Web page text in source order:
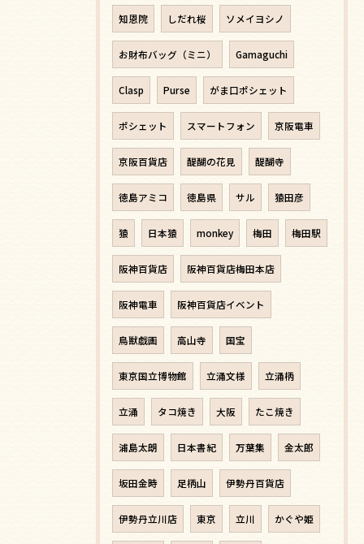
知恩院 しだれ桜 ソメイヨシノ
お財布バッグ（ミニ） Gamaguchi
Clasp Purse がま口ポシェット
ポシェット スマートフォン 京阪電車
京阪百貨店 醍醐の花見 醍醐寺
徳島アミコ 徳島県 サル 猿田彦
猿 日本猿 monkey 梅田 梅田駅
阪神百貨店 阪神百貨店梅田本店
阪神電車 阪神百貨店イベント
鳥獣戯画 高山寺 国宝
東京国立博物館 立涌文様 立涌柄
立涌 タコ焼き 大阪 たこ焼き
浦島太朗 日本書紀 万葉集 金太郎
坂田金時 足柄山 伊勢丹百貨店
伊勢丹立川店 東京 立川 かぐや姫